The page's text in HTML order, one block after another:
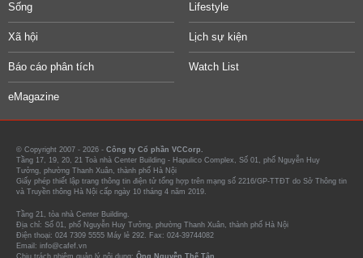
Sống Lifestyle
Xã hội Lịch sự kiện
Báo cáo phân tích Watch List
eMagazine
© Copyright 2007 - 2026 - Công ty Cổ phần VCCorp.
Tầng 17, 19, 20, 21 Toà nhà Center Building - Hapulico Complex, Số 01, phố Nguyễn Huy
Tưởng, phường Thanh Xuân, thành phố Hà Nội
Giấy phép thiết lập trang thông tin điện tử tổng hợp trên mạng số 2216/GP-TTĐT do Sở Thông tin
và Truyền thông Hà Nội cấp ngày 10 tháng 4 năm 2019.
Tầng 21, tòa nhà Center Building.
Địa chỉ: Số 01, phố Nguyễn Huy Tưởng, phường Thanh Xuân, thành phố Hà Nội
Điện thoại: 024 7309 5555 Máy lẻ 292. Fax: 024-39744082
Email: info@cafef.vn